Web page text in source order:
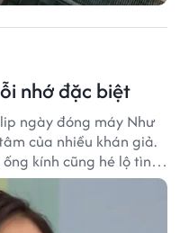
nhớ đặc biệt
ngày đóng máy Như
của nhiều khán giả.
kính cũng hé lộ tình
cho ê-kíp bộ phim.